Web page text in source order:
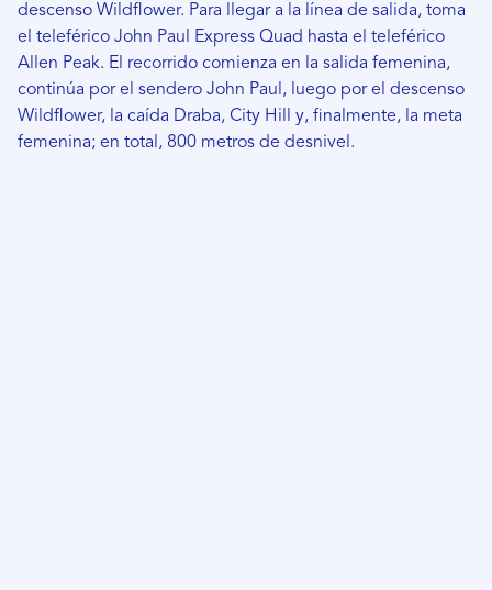
descenso Wildflower. Para llegar a la línea de salida, toma
el teleférico John Paul Express Quad hasta el teleférico
Allen Peak. El recorrido comienza en la salida femenina,
continúa por el sendero John Paul, luego por el descenso
Wildflower, la caída Draba, City Hill y, finalmente, la meta
femenina; en total, 800 metros de desnivel.